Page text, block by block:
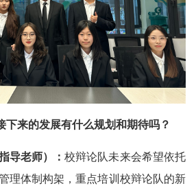
下来的发展有什么规划和期待吗？
导老师）：校辩论队未来会希望依托
理体制构架，重点培训校辩论队的新